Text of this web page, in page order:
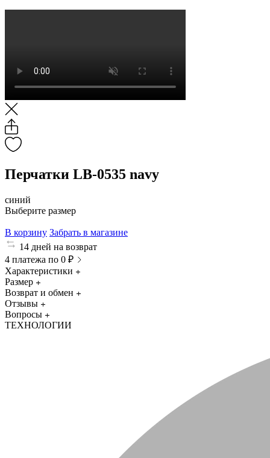
Перчатки LB-0535 navy
синий
Выберите размер
В корзину Забрать в магазине
14 дней на возврат
4 платежа по 0 ₽
Характеристики
Размер
Возврат и обмен
Отзывы
Вопросы
ТЕХНОЛОГИИ